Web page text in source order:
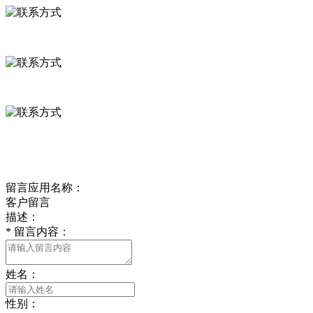
留言应用名称：
客户留言
描述：
* 留言内容：
姓名：
性别：